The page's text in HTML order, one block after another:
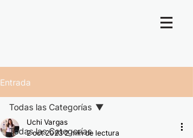
Entrada
Todas las Categorías
Todas las Categorías
Uchi Vargas
2 oct 2023 2 min de lectura